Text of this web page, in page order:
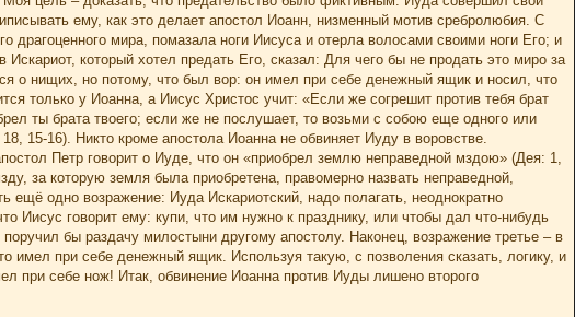
ему, как это делает апостол Иоанн, низменный мотив сребролюбия. С
драгоценного мира, помазала ноги Иисуса и отерла волосами своими ноги Его; и
который хотел предать Его, сказал: Для чего бы не продать это миро за
о нищих, но потому, что был вор: он имел при себе денежный ящик и носил, что
только у Иоанна, а Иисус Христос учит: «Если же согрешит против тебя брат
ты брата твоего; если же не послушает, то возьми с собою еще одного или
15-16). Никто кроме апостола Иоанна не обвиняет Иуду в воровстве.
Петр говорит о Иуде, что он «приобрел землю неправедной мздою» (Дея: 1,
за которую земля была приобретена, правомерно назвать неправедной,
одно возражение: Иуда Искариотский, надо полагать, неоднократно
говорит ему: купи, что им нужно к празднику, или чтобы дал что-нибудь
бы раздачу милостыни другому апостолу. Наконец, возражение третье – в
при себе денежный ящик. Используя такую, с позволения сказать, логику, и
при себе нож! Итак, обвинение Иоанна против Иуды лишено второго